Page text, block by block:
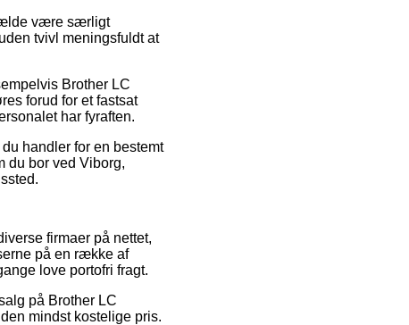
være særligt
tvivl meningsfuldt at
Brother LC
forud for et fastsat
har fyraften.
handler for en bestemt
du bor ved Viborg,
firmaer på nettet,
på en række af
love portofri fragt.
på Brother LC
mindst kostelige pris.